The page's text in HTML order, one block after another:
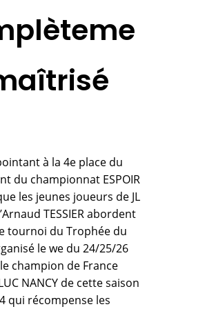
à la 4e place du
du championnat ESPOIR
les jeunes joueurs de JL
TESSIER abordent
tournoi du Trophée du
le we du 24/25/26
champion de France
NANCY de cette saison
qui récompense les